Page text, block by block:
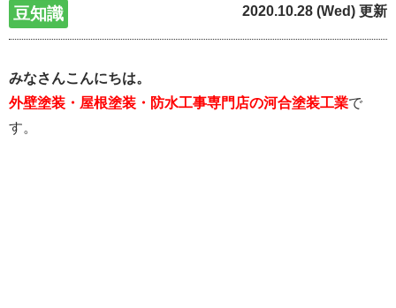
豆知識 2020.10.28 (Wed) 更新
みなさんこんにちは。
外壁塗装・屋根塗装・防水工事専門店の河合塗装工業で
す。